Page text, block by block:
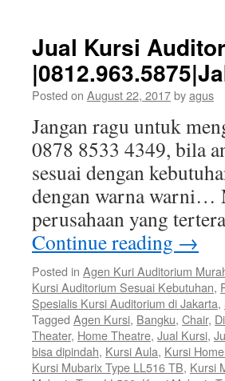
Jual Kursi
Posted on August 22, 2017byagus
Jangan ragu untuk
0878 8533 4349, bila
sesuai dengan
dengan warna warni…
perusahaan yang
Continue reading →
Posted in Agen Kuri Auditorium
Kursi Auditorium Sesuai Kebutuhan,
Spesialis Kursi Auditorium di Jakarta,
Tagged Agen Kursi, Bangku, Chair,
Theater, Home Theatre, Jual Kursi,
bisa dipindah, Kursi Aula, Kursi
Kursi Mubarix Type LL516 TB, Kursi